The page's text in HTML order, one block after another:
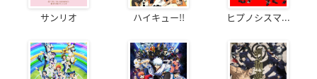
サンリオ ハイキュー!! ヒプノシスマ...